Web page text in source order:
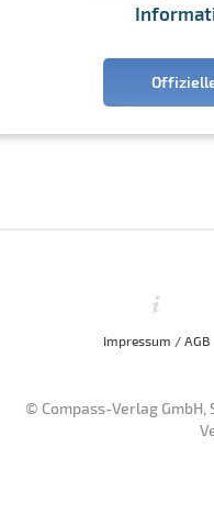
Impressum / AGB
© Compass-Verlag GmbH,